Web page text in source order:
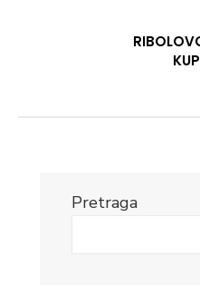
Pretraga